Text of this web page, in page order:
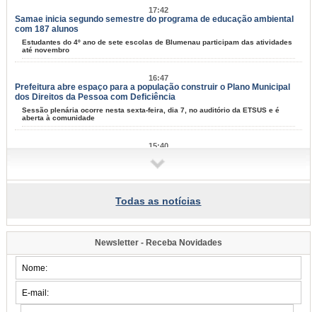
17:42
Samae inicia segundo semestre do programa de educação ambiental
com 187 alunos
Estudantes do 4º ano de sete escolas de Blumenau participam das atividades
até novembro
16:47
Prefeitura abre espaço para a população construir o Plano Municipal
dos Direitos da Pessoa com Deficiência
Sessão plenária ocorre nesta sexta-feira, dia 7, no auditório da ETSUS e é
aberta à comunidade
15:40
Museu de Arte de Blumenau recebe grupo de mães e crianças em
visita mediada
Terceira Temporada de Exposições segue aberta ao público até 23 de agosto,
com entrada gratuita
13:59
Saúde de Blumenau avança com investimentos em infraestrutura,
Todas as notícias
Newsletter - Receba Novidades